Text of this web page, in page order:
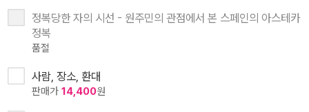
정복당한 자의 시선 - 원주민의 관점에서 본 스페인의 아스테카
정복
품절
사람, 장소, 환대
판매가 14,400원